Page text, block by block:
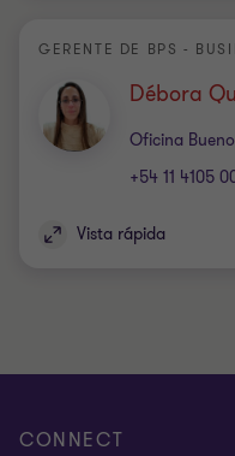
GERENTE DE BPS -
Débora
Oficina
Oficina
+54 11 4105
Vista rápida
CONNECT